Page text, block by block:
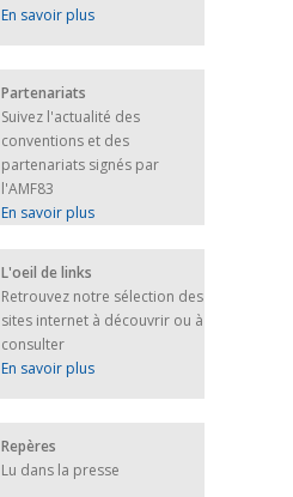
En savoir plus
Partenariats
Suivez l'actualité des
conventions et des
partenariats signés par
l'AMF83
En savoir plus
L'oeil de links
Retrouvez notre sélection des
sites internet à découvrir ou à
consulter
En savoir plus
Repères
Lu dans la presse